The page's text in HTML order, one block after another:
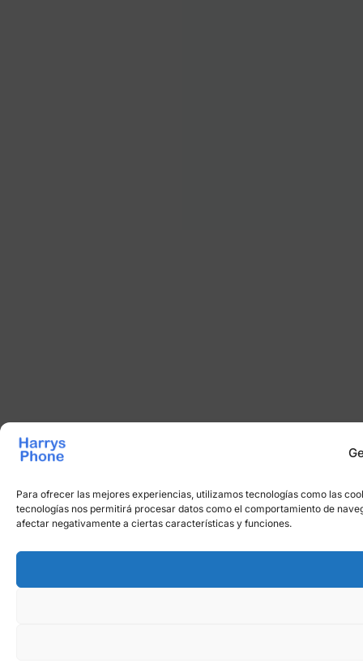
Para ofrecer las mejores experiencias, utilizamos tecnologías como las
tecnologías nos permitirá procesar datos como el comportamiento de
afectar negativamente a ciertas características y funciones.